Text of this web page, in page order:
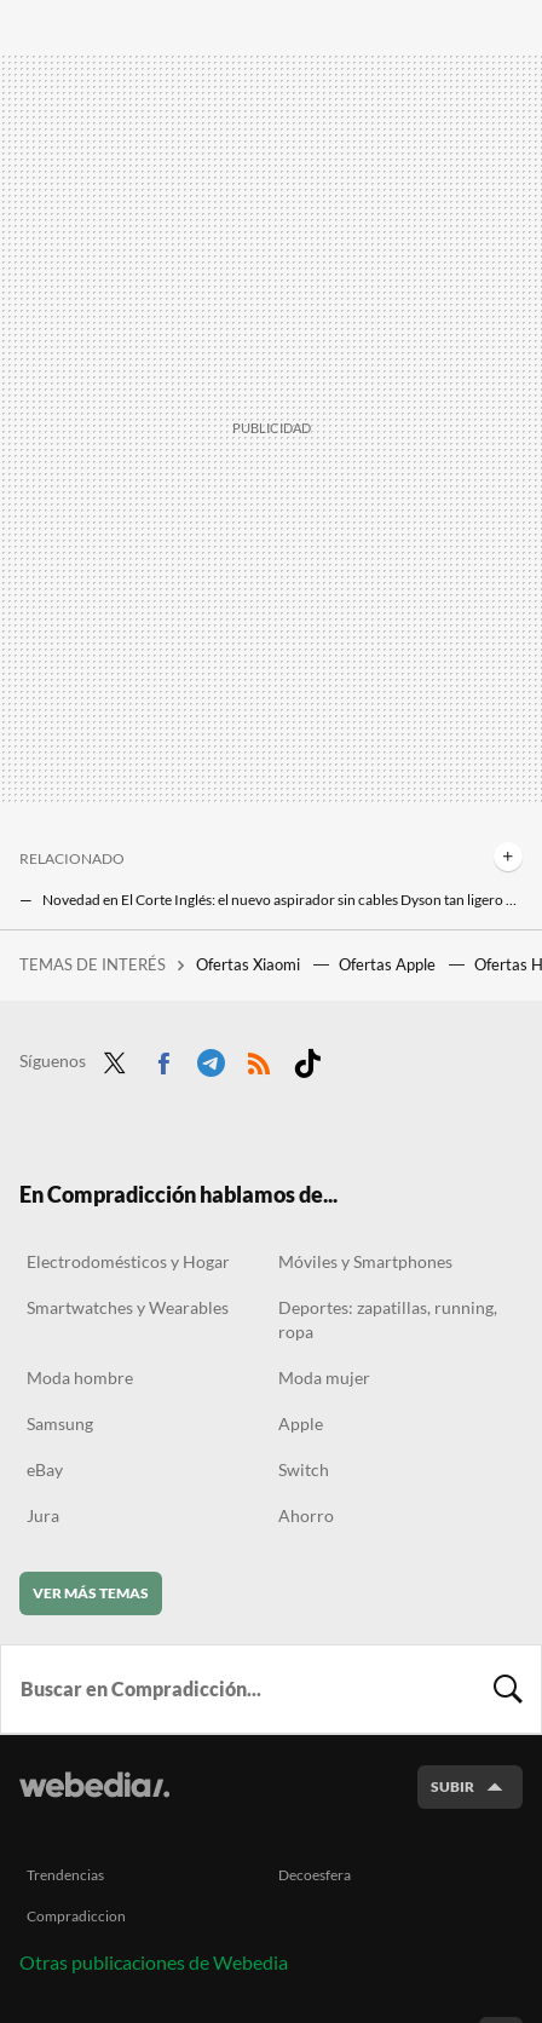
RELACIONADO
Novedad en El Corte Inglés: el nuevo aspirador sin cables Dyson tan ligero como una escoba y mucho más eficiente
TEMAS DE INTERÉS Ofertas Xiaomi Ofertas Apple Ofertas
Síguenos
En Compradicción hablamos de...
Electrodomésticos y Hogar Móviles y Smartphones
Smartwatches y Wearables
Deportes: zapatillas, running,
ropa
Moda hombre Moda mujer
Samsung Apple
eBay Switch
Jura Ahorro
VER MÁS TEMAS
SUBIR
Trendencias Decoesfera
Compradiccion
Otras publicaciones de Webedia